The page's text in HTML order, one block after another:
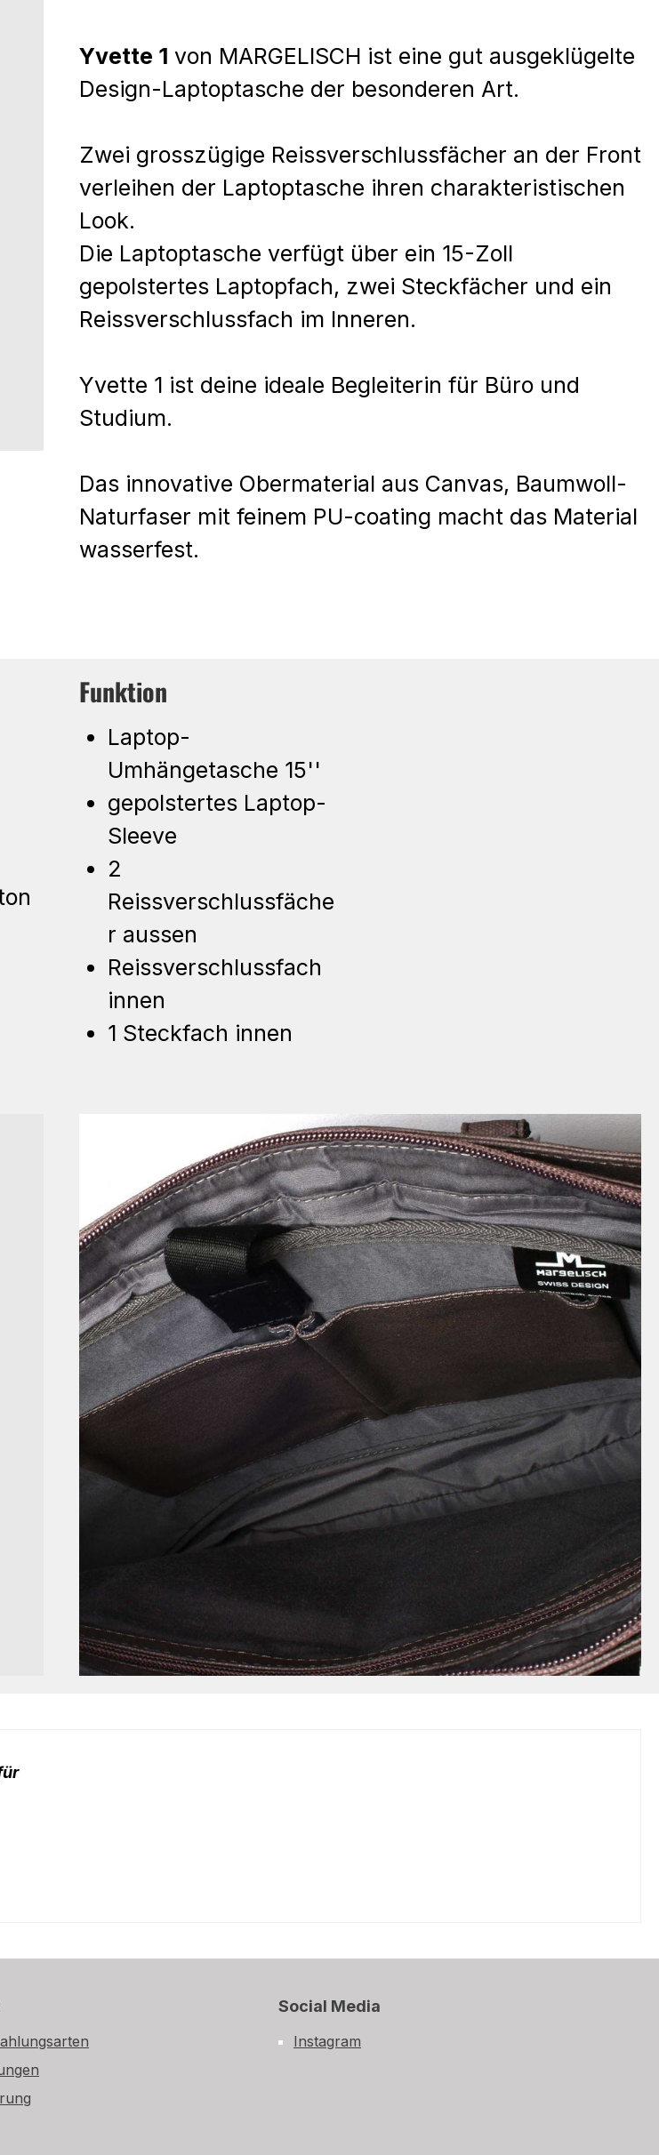
Yvette 1 von MARGELISCH ist eine gut ausgeklügelte
Design-Laptoptasche der besonderen Art.
Zwei grosszügige Reissverschlussfächer an der Front
verleihen der Laptoptasche ihren charakteristischen
Look.
Die Laptoptasche verfügt über ein 15-Zoll
gepolstertes Laptopfach, zwei Steckfächer und ein
Reissverschlussfach im Inneren.
Yvette 1 ist deine ideale Begleiterin für Büro und
Studium.
Das innovative Obermaterial aus Canvas, Baumwoll-
Naturfaser mit feinem PU-coating macht das Material
wasserfest.
Funktion
Laptop-
Umhängetasche 15''
gepolstertes Laptop-
Sleeve
2
Reissverschlussfäche
r aussen
Reissverschlussfach
innen
1 Steckfach innen
Social Media
Instagram